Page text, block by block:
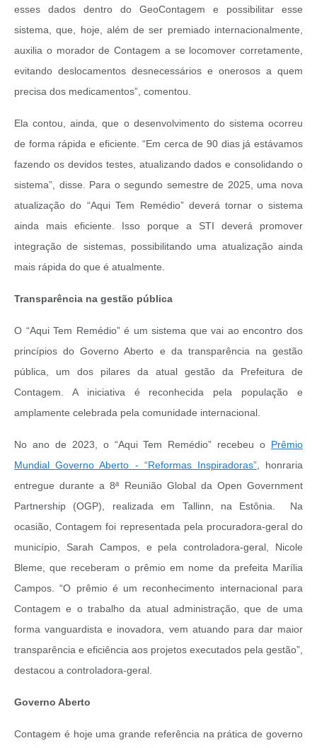
esses dados dentro do GeoContagem e possibilitar esse
sistema, que, hoje, além de ser premiado internacionalmente,
auxilia o morador de Contagem a se locomover corretamente,
evitando deslocamentos desnecessários e onerosos a quem
precisa dos medicamentos”, comentou.
Ela contou, ainda, que o desenvolvimento do sistema ocorreu
de forma rápida e eficiente. “Em cerca de 90 dias já estávamos
fazendo os devidos testes, atualizando dados e consolidando o
sistema”, disse. Para o segundo semestre de 2025, uma nova
atualização do “Aqui Tem Remédio” deverá tornar o sistema
ainda mais eficiente. Isso porque a STI deverá promover
integração de sistemas, possibilitando uma atualização ainda
mais rápida do que é atualmente.
Transparência na gestão pública
O “Aqui Tem Remédio” é um sistema que vai ao encontro dos
princípios do Governo Aberto e da transparência na gestão
pública, um dos pilares da atual gestão da Prefeitura de
Contagem. A iniciativa é reconhecida pela população e
amplamente celebrada pela comunidade internacional.
No ano de 2023, o “Aqui Tem Remédio” recebeu o Prêmio
Mundial Governo Aberto - “Reformas Inspiradoras”, honraria
entregue durante a 8ª Reunião Global da Open Government
Partnership (OGP), realizada em Tallinn, na Estônia. Na
ocasião, Contagem foi representada pela procuradora-geral do
município, Sarah Campos, e pela controladora-geral, Nicole
Bleme, que receberam o prêmio em nome da prefeita Marília
Campos. “O prêmio é um reconhecimento internacional para
Contagem e o trabalho da atual administração, que de uma
forma vanguardista e inovadora, vem atuando para dar maior
transparência e eficiência aos projetos executados pela gestão”,
destacou a controladora-geral.
Governo Aberto
Contagem é hoje uma grande referência na prática de governo